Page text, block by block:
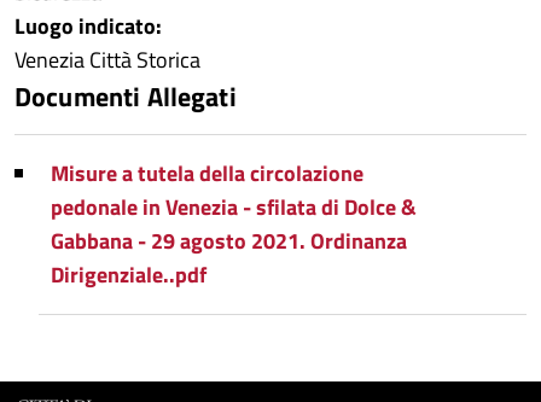
Luogo indicato:
Venezia Città Storica
Documenti Allegati
Misure a tutela della circolazione
pedonale in Venezia - sfilata di Dolce &
Gabbana - 29 agosto 2021. Ordinanza
Dirigenziale..pdf